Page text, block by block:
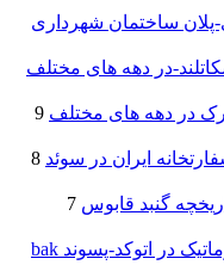
پلان ساختمان شهرداری
در دهه های مختلف
در دهه های مختلف 9
ایران در سوئد 8
گنبد قابوس 7
فعال یا غیر فعال کردن ذخیره اتوماتیک در اتوکد-پسوند bak